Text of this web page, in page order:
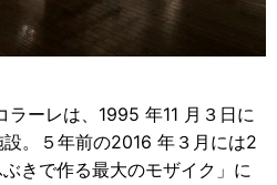
ーレは、1995 年11 月３日に
。５年前の2016 年３月には2
きで作る最大のモザイク」に